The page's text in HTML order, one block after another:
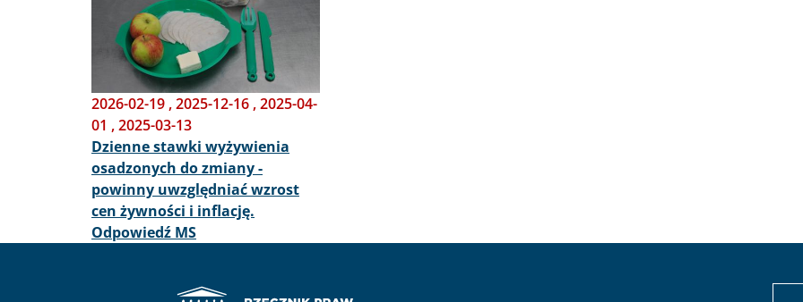
2026-02-19 ,2025-12-16 ,2025-04-
01 ,2025-03-13
Dzienne stawki wyżywienia
osadzonych do zmiany -
powinny uwzględniać wzrost
cen żywności i inflację.
Odpowiedź MS